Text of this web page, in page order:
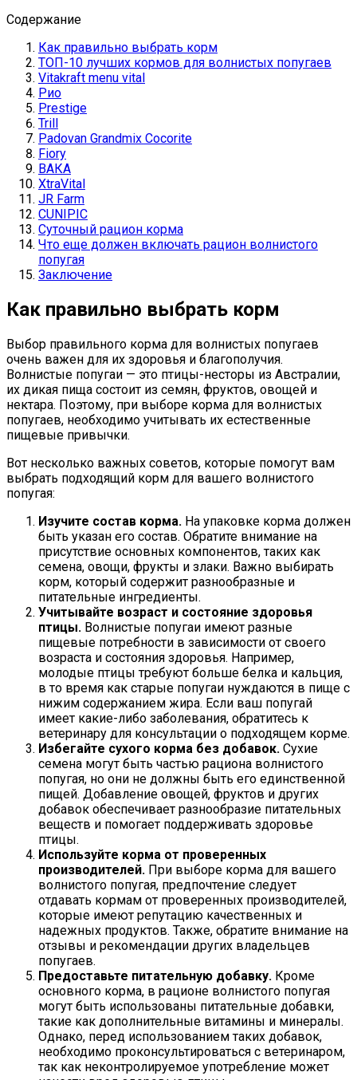
Содержание
Как правильно выбрать корм
ТОП-10 лучших кормов для волнистых попугаев
Vitakraft menu vital
Рио
Prestige
Trill
Padovan Grandmix Cocorite
Fiory
ВАКА
XtraVital
JR Farm
CUNIPIC
Суточный рацион корма
Что еще должен включать рацион волнистого
попугая
Заключение
Как правильно выбрать корм
Выбор правильного корма для волнистых попугаев
очень важен для их здоровья и благополучия.
Волнистые попугаи — это птицы-несторы из Австралии,
их дикая пища состоит из семян, фруктов, овощей и
нектара. Поэтому, при выборе корма для волнистых
попугаев, необходимо учитывать их естественные
пищевые привычки.
Вот несколько важных советов, которые помогут вам
выбрать подходящий корм для вашего волнистого
попугая:
Изучите состав корма. На упаковке корма должен
быть указан его состав. Обратите внимание на
присутствие основных компонентов, таких как
семена, овощи, фрукты и злаки. Важно выбирать
корм, который содержит разнообразные и
питательные ингредиенты.
Учитывайте возраст и состояние здоровья
птицы. Волнистые попугаи имеют разные
пищевые потребности в зависимости от своего
возраста и состояния здоровья. Например,
молодые птицы требуют больше белка и кальция,
в то время как старые попугаи нуждаются в пище с
нижим содержанием жира. Если ваш попугай
имеет какие-либо заболевания, обратитесь к
ветеринару для консультации о подходящем корме.
Избегайте сухого корма без добавок. Сухие
семена могут быть частью рациона волнистого
попугая, но они не должны быть его единственной
пищей. Добавление овощей, фруктов и других
добавок обеспечивает разнообразие питательных
веществ и помогает поддерживать здоровье
птицы.
Используйте корма от проверенных
производителей. При выборе корма для вашего
волнистого попугая, предпочтение следует
отдавать кормам от проверенных производителей,
которые имеют репутацию качественных и
надежных продуктов. Также, обратите внимание на
отзывы и рекомендации других владельцев
попугаев.
Предоставьте питательную добавку. Кроме
основного корма, в рационе волнистого попугая
могут быть использованы питательные добавки,
такие как дополнительные витамины и минералы.
Однако, перед использованием таких добавок,
необходимо проконсультироваться с ветеринаром,
так как неконтролируемое употребление может